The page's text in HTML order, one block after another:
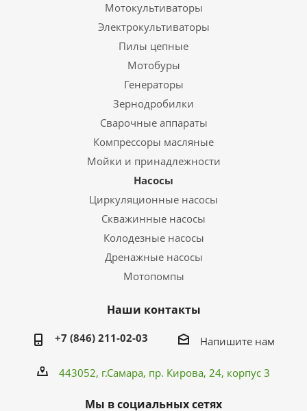
Мотокультиваторы
Электрокультиваторы
Пилы цепные
Мотобуры
Генераторы
Зернодробилки
Сварочные аппараты
Компрессоры масляные
Мойки и принадлежности
Насосы
Циркуляционные насосы
Скважинные насосы
Колодезные насосы
Дренажные насосы
Мотопомпы
Наши контакты
+7 (846) 211-02-03 Напишите нам
443052, г.Самара, пр. Кирова, 24, корпус 3
Мы в социальных сетях